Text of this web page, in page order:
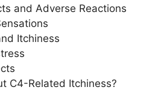
and Adverse Reactions
Itchiness
C4-Related Itchiness?